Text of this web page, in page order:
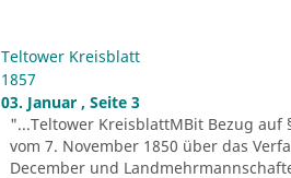
Teltower Kreisblatt
1857
03. Januar , Seite 3
"...Teltower KreisblattMBit Bezug
vom 7. November 1850 über das
December und